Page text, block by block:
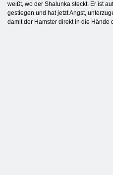
weißt, wo der Shalunka steckt. Er ist
gestiegen und hat jetzt Angst,
damit der Hamster direkt in die Hände